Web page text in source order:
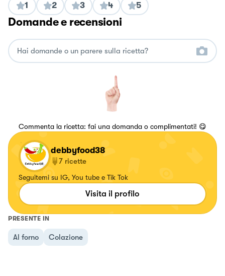
1 2 3 4 5
Domande e recensioni
Commenta la ricetta: fai una domanda o complimentati! 😋
debbyfood38
7 ricette
Seguitemi su IG, You tube e Tik Tok
Visita il profilo
PRESENTE IN
Al forno Colazione